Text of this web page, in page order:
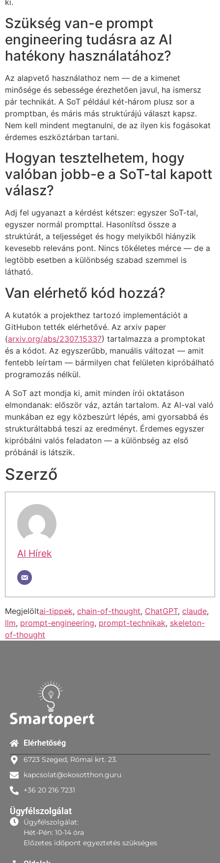
ki.
Szükség van-e prompt
engineering tudásra az AI
hatékony használatához?
Az alapvető használathoz nem — de a kimenet
minősége és sebessége érezhetően javul, ha ismersz
pár technikát. A SoT például két-három plusz sor a
promptban, és máris más struktúrájú választ kapsz.
Nem kell mindent megtanulni, de az ilyen kis fogásokat
érdemes eszköztárban tartani.
Hogyan tesztelhetem, hogy
valóban jobb-e a SoT-tal kapott
válasz?
Adj fel ugyanazt a kérdést kétszer: egyszer SoT-tal,
egyszer normál prompttal. Hasonlítsd össze a
struktúrát, a teljességet és hogy melyikből hiányzik
kevesebb releváns pont. Nincs tökéletes mérce — de a
legtöbb esetben a különbség szabad szemmel is
látható.
Van elérhető kód hozzá?
A kutatók a projekthez tartozó implementációt a
GitHubon tették elérhetővé. Az arxiv paper
(arxiv.org/abs/2307.15337) tartalmazza a promptokat
és a kódot. Az egyszerűbb, manuális változat — amit
fentebb leírtam — bármilyen chat felületen kipróbálható
programozás nélkül.
A SoT azt mondja ki, amit minden írói oktatáson
elmondanak: először váz, aztán tartalom. Az AI-val való
munkában ez egy közbeszúrt lépés, ami gyorsabbá és
strukturáltabbá teszi az eredményt. Érdemes egyszer
kipróbálni valós feladaton — a különbség az első
próbánál is látszik.
Szerző
AI Hírek
Megjelöltai-tippek, chain-of-thought, ChatGPT, claude,
llm, prompt-engineering, prompt-technikak, skeleton-
of-thought
Elérhetőség
6723 Szeged, Római krt. 23.
kapcsolat@okosotthon.guru
+36 20 216 7231
Ügyfélszolgálat
Ügyfélszolgálat:
Hét-Pén: 10-14 óra
Előzetes időpont egyeztetés szükséges